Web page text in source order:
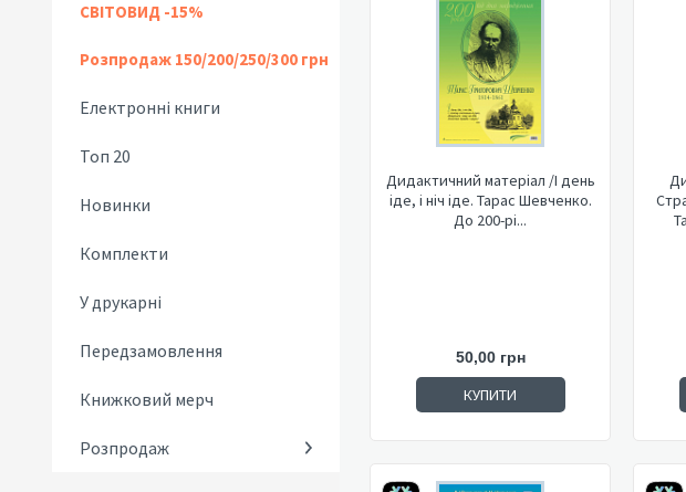
СВІТОВИД -15%
Розпродаж 150/200/250/300 грн
Електронні книги
Топ 20
Новинки
Комплекти
У друкарні
Передзамовлення
Книжковий мерч
Розпродаж
Дидактичний матеріал /І день
іде, і ніч іде. Тарас Шевченко.
До 200-рі...
50,00 грн
КУПИТИ